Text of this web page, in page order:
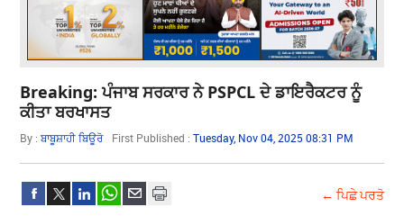
Breaking: ਪੰਜਾਬ ਸਰਕਾਰ ਨੇ PSPCL ਦੇ ਡਾਇਰੈਕਟਰ ਨੂੰ
ਕੀਤਾ ਬਰਖਾਸਤ
By :ਬਾਬੂਸ਼ਾਹੀ ਬਿਊਰੋ First Published :Tuesday, Nov 04, 2025 08:31 PM
← ਪਿਛੇ ਪਰਤੋ